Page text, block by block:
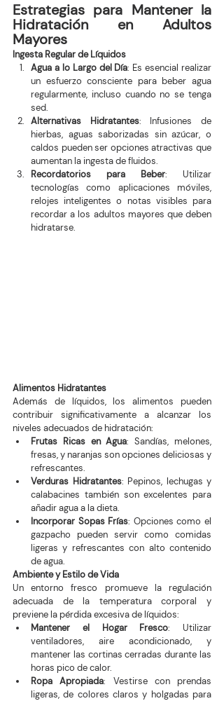
Estrategias para Mantener la
Hidratación en Adultos
Mayores
Ingesta Regular de Líquidos
Agua a lo Largo del Día: Es esencial realizar
un esfuerzo consciente para beber agua
regularmente, incluso cuando no se tenga
sed.
Alternativas Hidratantes: Infusiones de
hierbas, aguas saborizadas sin azúcar, o
caldos pueden ser opciones atractivas que
aumentan la ingesta de fluidos.
Recordatorios para Beber: Utilizar
tecnologías como aplicaciones móviles,
relojes inteligentes o notas visibles para
recordar a los adultos mayores que deben
hidratarse.
Alimentos Hidratantes
Además de líquidos, los alimentos pueden
contribuir significativamente a alcanzar los
niveles adecuados de hidratación:
Frutas Ricas en Agua: Sandías, melones,
fresas, y naranjas son opciones deliciosas y
refrescantes.
Verduras Hidratantes: Pepinos, lechugas y
calabacines también son excelentes para
añadir agua a la dieta.
Incorporar Sopas Frías: Opciones como el
gazpacho pueden servir como comidas
ligeras y refrescantes con alto contenido
de agua.
Ambiente y Estilo de Vida
Un entorno fresco promueve la regulación
adecuada de la temperatura corporal y
previene la pérdida excesiva de líquidos:
Mantener el Hogar Fresco: Utilizar
ventiladores, aire acondicionado, y
mantener las cortinas cerradas durante las
horas pico de calor.
Ropa Apropiada: Vestirse con prendas
ligeras, de colores claros y holgadas para